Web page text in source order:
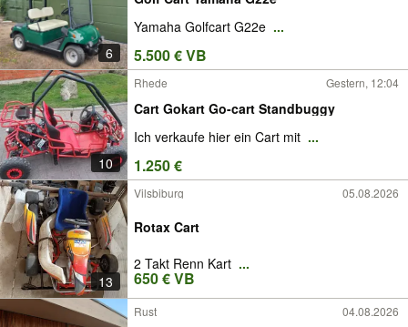
6
Yamaha Golfcart G22e ...
5.500 € VB
10
Rhede Gestern, 12:04
Cart Gokart Go-cart Standbuggy
Ich verkaufe hier ein Cart mit ...
1.250 €
13
Vilsbiburg 05.08.2026
Rotax Cart
2 Takt Renn Kart ...
650 € VB
Rust 04.08.2026